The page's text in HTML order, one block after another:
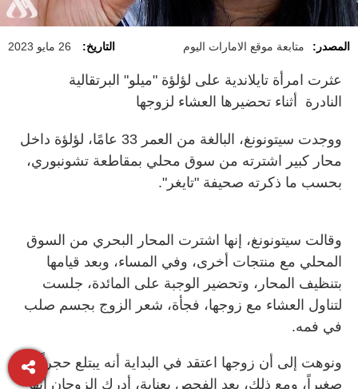
المصدر: متابعة موقع الامارات اليوم التاريخ: 26 مايو 2023
عثرت امرأة تايلاندية على لؤلؤة "ميلو" البرتقالية
النادرة أثناء تحضيرها العشاء لزوجها
ووجدت سيتونونغ، البالغة من العمر 33 عامًا، لؤلؤة داخل
محار كبير اشترته من سوق محلي بمقاطعة تشونبوري،
بحسب ما ذكرته صحيفة "تايغر".
وقالت سيتونونغ، إنها اشترت المحار البحري من السوق
المحلي مع منتجات أخرى، وفي المساء، وبعد قيامها
بتنظيف المحار، وتحضير الوجبة على المائدة، جلست
لتناول العشاء مع زوجها، فجأة، شعر الزوج بجسم صلب
في فمه.
ونوهت إلى أن زوجها اعتقد في البداية أنه يبتلع حجراً
صغيراً، ومع ذلك، بعد الفحص بعناية، أدرك الزوجان أنها